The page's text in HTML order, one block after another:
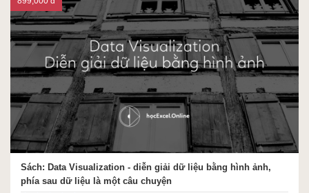
Sách: Data Visualization - diễn giải dữ liệu bằng hình ảnh,
phía sau dữ liệu là một câu chuyện